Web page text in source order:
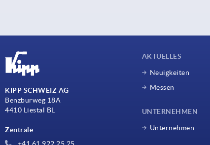
KIPP SCHWEIZ AG
Benzburweg 18A
4410 Liestal BL
Zentrale
AKTUELLES
Neuigkeiten
Messen
UNTERNEHMEN
Unternehmen